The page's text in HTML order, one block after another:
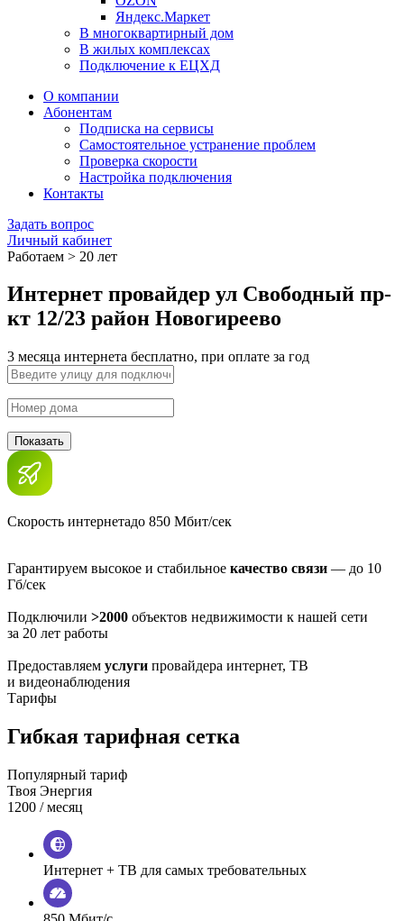
Яндекс.Маркет
В многоквартирный дом
В жилых комплексах
Подключение к ЕЦХД
О компании
Абонентам
Подписка на сервисы
Самостоятельное устранение проблем
Проверка скорости
Настройка подключения
Контакты
Задать вопрос
Личный кабинет
Работаем > 20 лет
Интернет провайдер ул Свободный пр-
кт 12/23 район Новогиреево
3 месяца интернета бесплатно, при оплате за год
Показать
Скорость интернетадо 850 Мбит/сек
Гарантируем высокое и стабильное качество связи — до 10
Гб/сек
Подключили >2000 объектов недвижимости к нашей сети
за 20 лет работы
Предоставляем услуги провайдера интернет, ТВ
и видеонаблюдения
Тарифы
Гибкая тарифная сетка
Популярный тариф
Твоя Энергия
1200 / месяц
Интернет + ТВ для самых требовательных